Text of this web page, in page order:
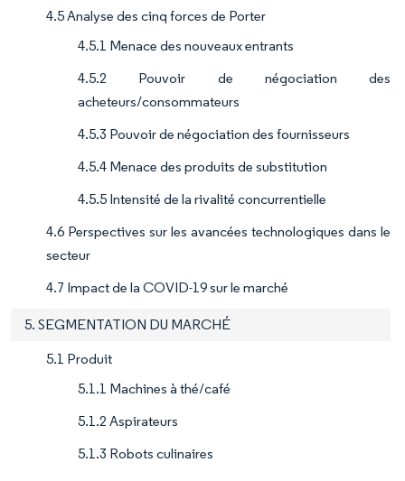
4.5 Analyse des cinq forces de Porter
4.5.1 Menace des nouveaux entrants
4.5.2 Pouvoir de négociation des
acheteurs/consommateurs
4.5.3 Pouvoir de négociation des fournisseurs
4.5.4 Menace des produits de substitution
4.5.5 Intensité de la rivalité concurrentielle
4.6 Perspectives sur les avancées technologiques dans le
secteur
4.7 Impact de la COVID-19 sur le marché
5. SEGMENTATION DU MARCHÉ
5.1 Produit
5.1.1 Machines à thé/café
5.1.2 Aspirateurs
5.1.3 Robots culinaires